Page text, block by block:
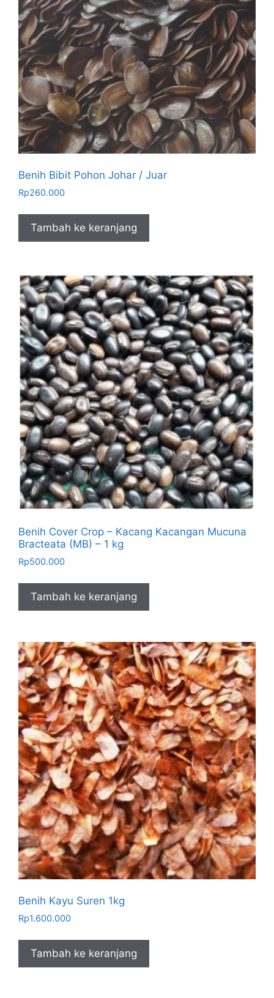
Benih Bibit Pohon Johar / Juar
Rp260.000
Tambah ke keranjang
Benih Cover Crop – Kacang Kacangan Mucuna
Bracteata (MB) – 1 kg
Rp500.000
Tambah ke keranjang
Benih Kayu Suren 1kg
Rp1.600.000
Tambah ke keranjang